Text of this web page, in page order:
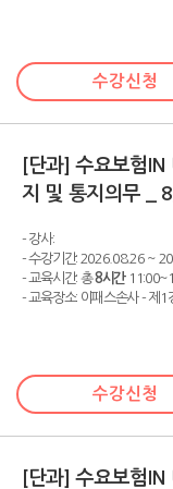
수강신청
[단과] 수요보험
지 및 통지의무 _
- 강사:
- 수강기간: 2026.08.26 ~
- 교육시간: 총8시간
- 교육장소: 이패스손사 - 제1
수강신청
[단과] 수요보험